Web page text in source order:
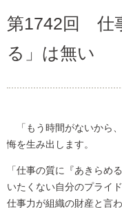
第1742回 仕
る」は無い
「もう時間がないから
悔を生み出します。
「仕事の質に『あきらめ
いたくない自分のプライ
仕事力が組織の財産と言